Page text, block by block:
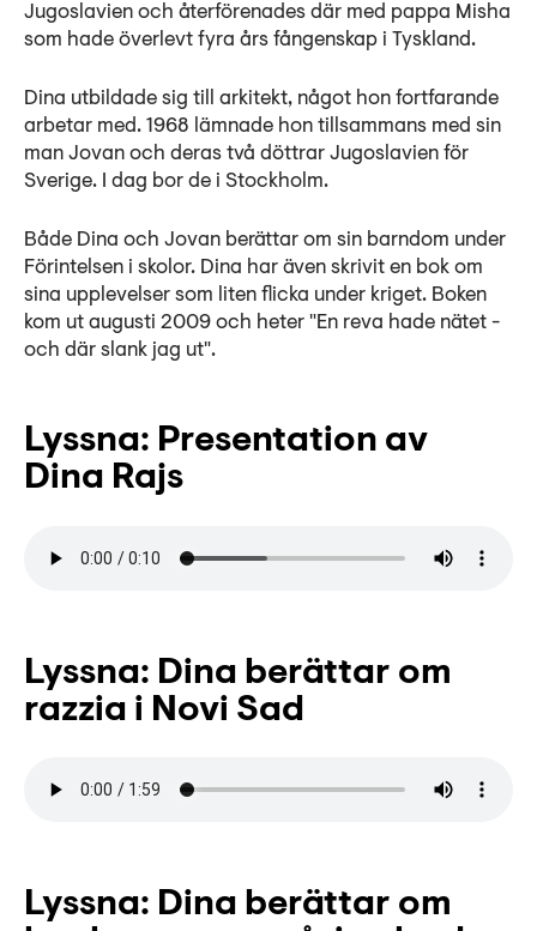
Jugoslavien och återförenades där med pappa Misha
som hade överlevt fyra års fångenskap i Tyskland.
Dina utbildade sig till arkitekt, något hon fortfarande
arbetar med. 1968 lämnade hon tillsammans med sin
man Jovan och deras två döttrar Jugoslavien för
Sverige. I dag bor de i Stockholm.
Både Dina och Jovan berättar om sin barndom under
Förintelsen i skolor. Dina har även skrivit en bok om
sina upplevelser som liten flicka under kriget. Boken
kom ut augusti 2009 och heter "En reva hade nätet -
och där slank jag ut".
Lyssna: Presentation av
Dina Rajs
Lyssna: Dina berättar om
razzia i Novi Sad
Lyssna: Dina berättar om